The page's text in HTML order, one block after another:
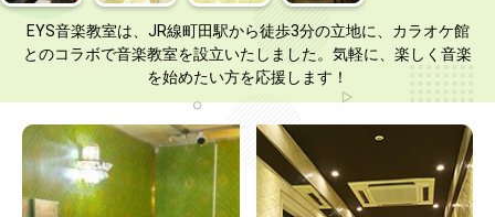
EYS音楽教室は、JR線町田駅から徒歩3分の立地に、カラオケ館
とのコラボで音楽教室を設立いたしました。気軽に、楽しく音楽
を始めたい方を応援します！